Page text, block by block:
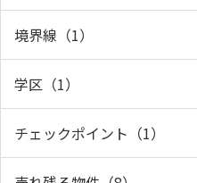
境界線（1）
学区（1）
チェックポイント（1）